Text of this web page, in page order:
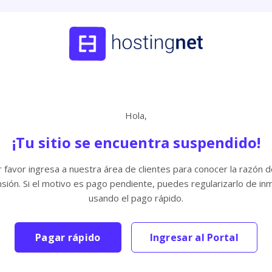
Hola,
¡Tu sitio se encuentra suspendido!
favor ingresa a nuestra área de clientes para conocer la razón
Si el motivo es pago pendiente, puedes regularizarlo de
usando el pago rápido.
Pagar rápido Ingresar al Portal